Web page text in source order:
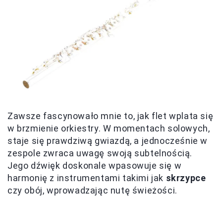
Zawsze fascynowało mnie to, jak flet wplata się
w brzmienie orkiestry. W momentach solowych,
staje się prawdziwą gwiazdą, a jednocześnie w
zespole zwraca uwagę swoją subtelnością.
Jego dźwięk doskonale wpasowuje się w
harmonię z instrumentami takimi jak skrzypce
czy obój, wprowadzając nutę świeżości.